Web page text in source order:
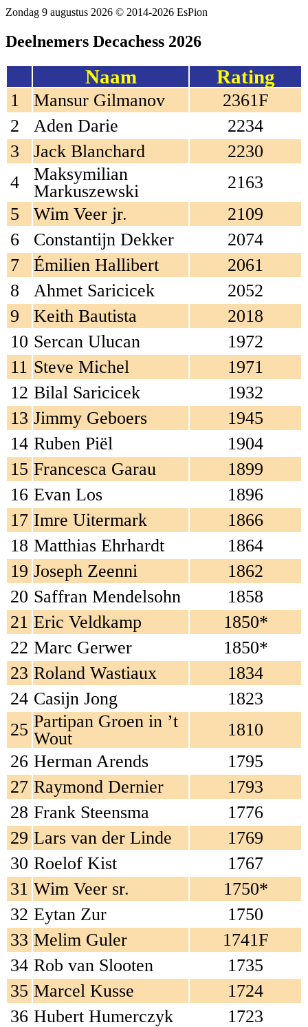
Zondag 9 augustus 2026 © 2014-2026 EsPion
Deelnemers Decachess 2026
Naam Rating
1 Mansur Gilmanov
2361F
2
Aden Darie
2234
3
Jack Blanchard
2230
4
Maksymilian
Markuszewski
2163
5
Wim Veer jr.
2109
6
Constantijn Dekker
2074
7
Émilien Hallibert
2061
8
Ahmet Saricicek
2052
9
Keith Bautista
2018
10 Sercan Ulucan
1972
11 Steve Michel
1971
12 Bilal Saricicek
1932
13 Jimmy Geboers
1945
14 Ruben Piël
1904
15 Francesca Garau
1899
16 Evan Los
1896
17 Imre Uitermark
1866
18 Matthias Ehrhardt
1864
19 Joseph Zeenni
1862
20 Saffran Mendelsohn
1858
21 Eric Veldkamp
1850*
22 Marc Gerwer
1850*
23 Roland Wastiaux
1834
24 Casijn Jong
1823
25 Partipan Groen in ’t
Wout
1810
26 Herman Arends
1795
27 Raymond Dernier
1793
28 Frank Steensma
1776
29 Lars van der Linde
1769
30 Roelof Kist
1767
31 Wim Veer sr.
1750*
32 Eytan Zur
1750
33 Melim Guler
1741F
34 Rob van Slooten
1735
35 Marcel Kusse
1724
36 Hubert Humerczyk
1723